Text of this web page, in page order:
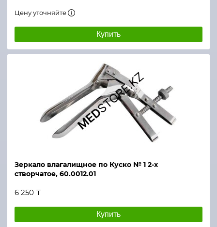
Цену уточняйте
Купить
Зеркало влагалищное по Куско № 1 2-х
створчатое, 60.0012.01
6 250 ₸
Купить